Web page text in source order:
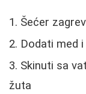
Šećer
Dodati med
Skinuti sa
žuta